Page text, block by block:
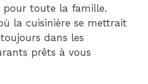
pour toute la famille.
la cuisinière se mettrait
dans les
prêts à vous